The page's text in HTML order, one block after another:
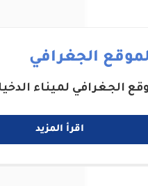
الجغرافي
الجغرافي لميناء
اقرأ المزيد